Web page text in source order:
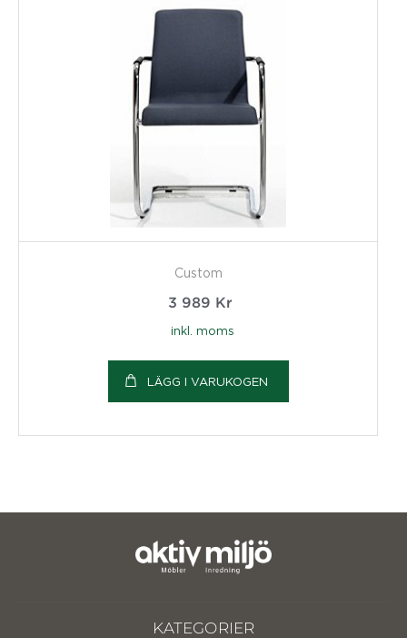
Custom
3 989 Kr
inkl. moms
LÄGG I VARUKOGEN
KATEGORIER